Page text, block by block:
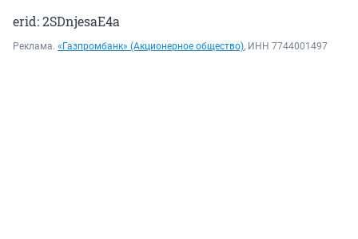
erid: 2SDnjesaE4a
Реклама. «Газпромбанк» (Акционерное общество), ИНН 7744001497